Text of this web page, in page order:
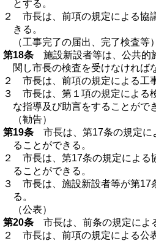
とする。
２ 市長は、前項の規定による協
きる。
（工事完了の届出、完了検査等）
第18条 施設新設者等は、公共的
関し市長の検査を受けなければ
２ 市長は、前項の規定による工
３ 市長は、第１項の規定による
な指導及び助言をすることがで
（勧告）
第19条 市長は、第17条の規定に
ることができる。
２ 市長は、第17条の規定による
ることができる。
３ 市長は、施設新設者等が第17
る。
（公表）
第20条 市長は、前条の規定によ
２ 市長は、前項の規定による公